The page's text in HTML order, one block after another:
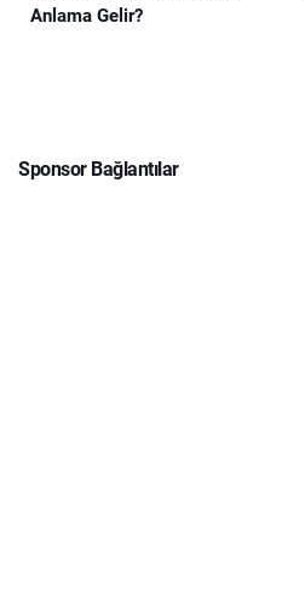
Anlama Gelir?
Sponsor Bağlantılar